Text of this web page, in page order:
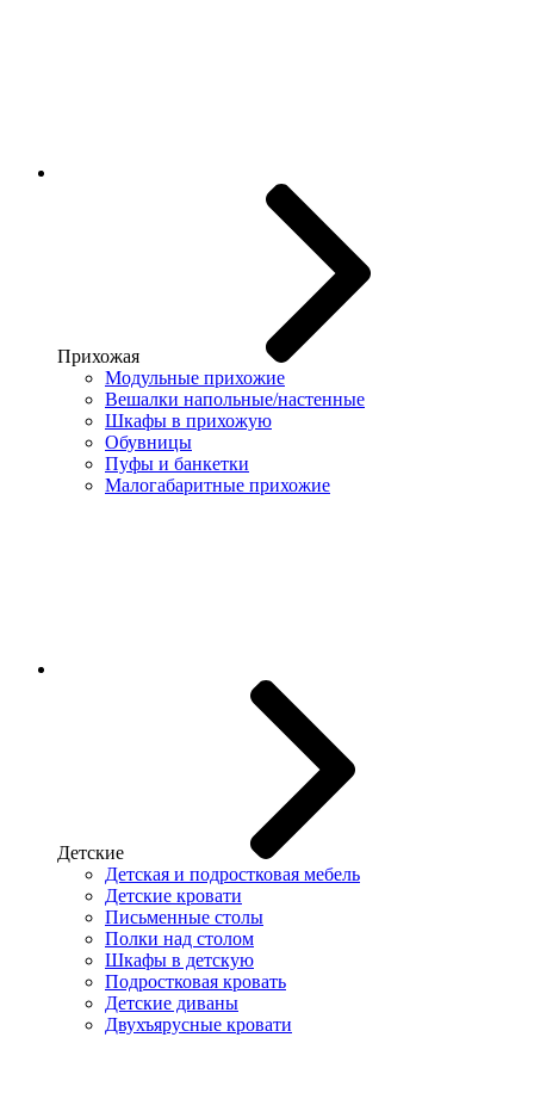
Прихожая
Модульные прихожие
Вешалки напольные/настенные
Шкафы в прихожую
Обувницы
Пуфы и банкетки
Малогабаритные прихожие
Детские
Детская и подростковая мебель
Детские кровати
Письменные столы
Полки над столом
Шкафы в детскую
Подростковая кровать
Детские диваны
Двухъярусные кровати